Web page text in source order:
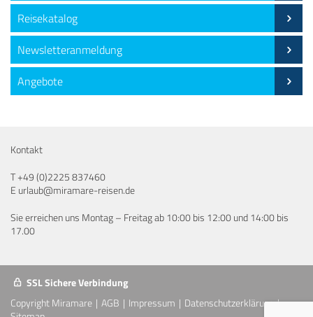
Reisekatalog
Newsletteranmeldung
Angebote
Kontakt
T+49 (0)2225 837460
E urlaub@miramare-reisen.de
Sie erreichen uns Montag – Freitag ab 10:00 bis 12:00 und 14:00 bis
17.00
SSL Sichere Verbindung
Copyright Miramare
AGB Impressum
Datenschutzerklärung